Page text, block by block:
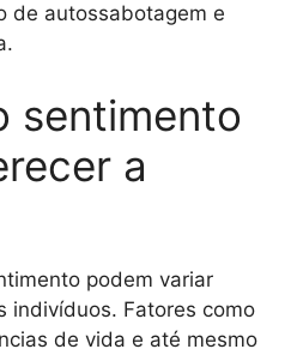
de autossabotagem e
sentimento
a
podem variar
indivíduos. Fatores como
de vida e até mesmo